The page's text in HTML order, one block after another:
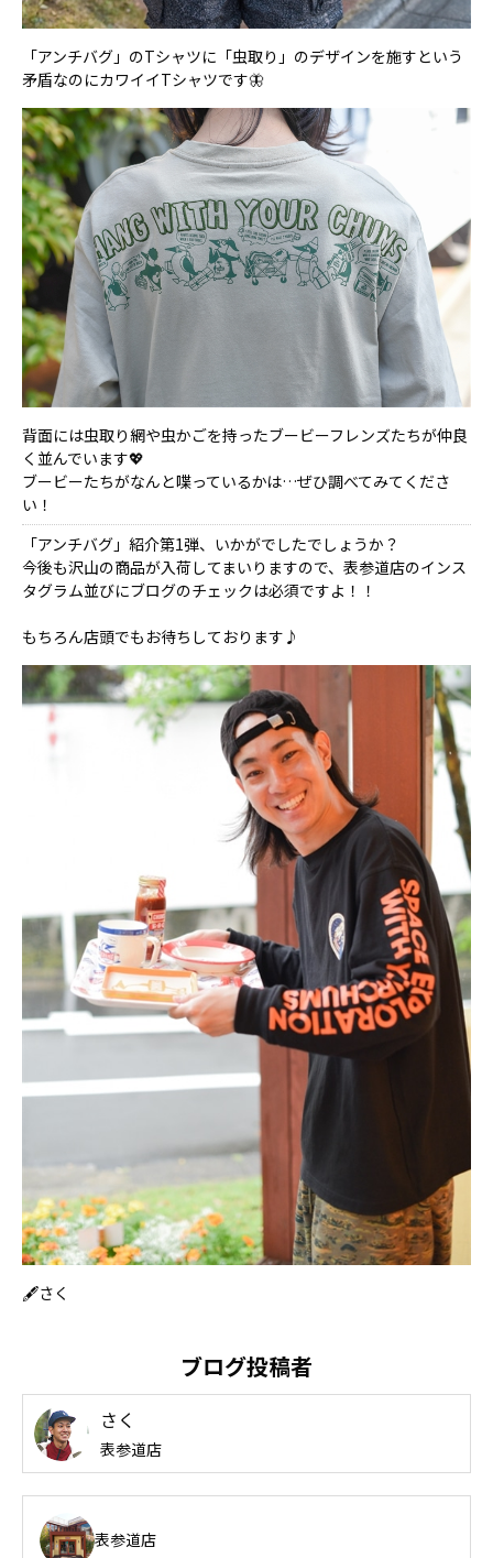
「アンチバグ」のTシャツに「虫取り」のデザインを施すという
矛盾なのにカワイイTシャツです🦋
背面には虫取り網や虫かごを持ったブービーフレンズたちが仲良
く並んでいます💖
ブービーたちがなんと喋っているかは…ぜひ調べてみてくださ
い！
「アンチバグ」紹介第1弾、いかがでしたでしょうか？
今後も沢山の商品が入荷してまいりますので、表参道店のインス
タグラム並びにブログのチェックは必須ですよ！！
もちろん店頭でもお待ちしております♪
🖋さく
ブログ投稿者
さく
表参道店
表参道店